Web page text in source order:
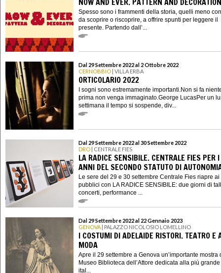
Spesso sono i frammenti della storia, quelli meno
da scoprire o riscoprire, a offrire spunti per leggere il
presente. Partendo dall’...
Dal 29 Settembre 2022 al 2 Ottobre 2022
CERNOBBIO | VILLA ERBA
ORTICOLARIO 2022
I sogni sono estremamente importanti.Non si fa
prima non venga immaginato.George LucasPer un
settimana il tempo si sospende, div...
Dal 29 Settembre 2022 al 30 Settembre 2022
DRO | CENTRALE FIES
LA RADICE SENSIBILE. CENTRALE FIES PER
ANNI DEL SECONDO STATUTO DI
Le sere del 29 e 30 settembre Centrale Fies riapre ai
pubblici con LA RADICE SENSIBILE: due giorni di
concerti, performance ...
Dal 29 Settembre 2022 al 22 Gennaio 2023
GENOVA | PALAZZO NICOLOSIO LOMELLINO
I COSTUMI DI ADELAIDE RISTORI. TEATRO E
MODA
Apre il 29 settembre a Genova un’importante mostra
Museo Biblioteca dell’Attore dedicata alla più
ital...